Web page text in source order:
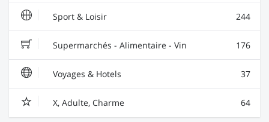
Sport & Loisir 244
Supermarchés - Alimentaire - Vin 176
Voyages & Hotels 37
X, Adulte, Charme 64